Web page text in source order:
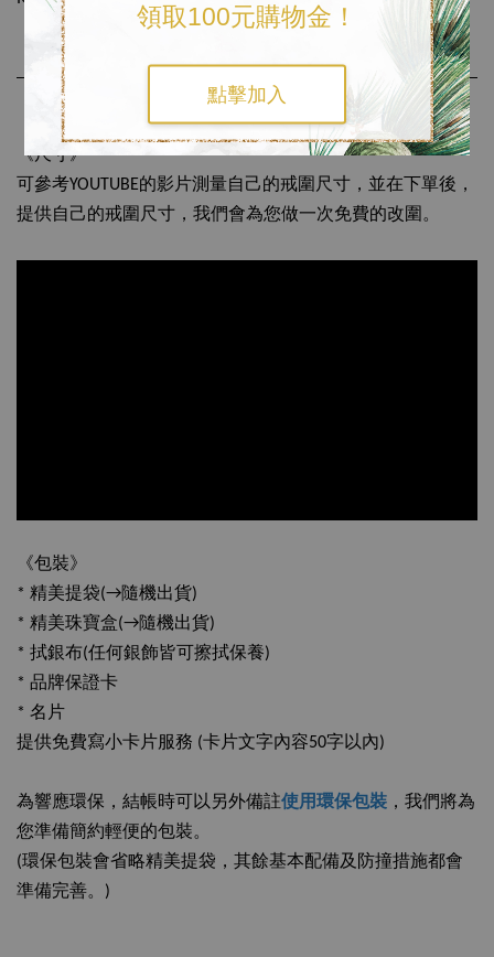
領取100元購物金！
點擊加入
《尺寸》
可參考YOUTUBE的影片測量自己的戒圍尺寸，並在下單後，
提供自己的戒圍尺寸，我們會為您做一次免費的改圍。
《包裝》
* 精美提袋(→隨機出貨)
* 精美珠寶盒(→隨機出貨)
* 拭銀布(任何銀飾皆可擦拭保養)
* 品牌保證卡
* 名片
提供免費寫小卡片服務 (卡片文字內容50字以內)
為響應環保，結帳時可以另外備註使用環保包裝 ，我們將為
您準備簡約輕便的包裝。
(環保包裝會省略精美提袋，其餘基本配備及防撞措施都會
準備完善。)